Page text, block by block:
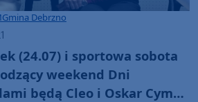
Gmina Debrzno
(24.07) i sportowa sobota
weekend Dni
będą Cleo i Oskar Cyms